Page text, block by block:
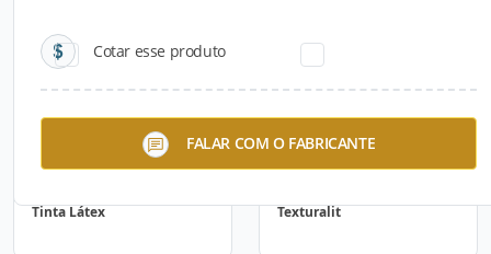
Cotar esse produto
FALAR COM O FABRICANTE
Tinta Látex Texturalit